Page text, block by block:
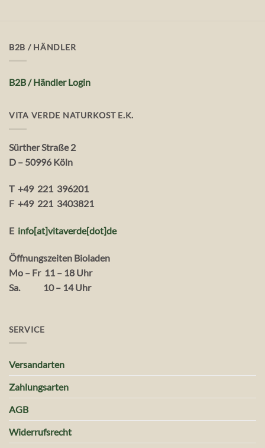
B2B / HÄNDLER
B2B / Händler Login
VITA VERDE NATURKOST E.K.
Sürther Straße 2
D – 50996 Köln
T +49 221 396201
F +49 221 3403821
E info[at]vitaverde[dot]de
Öffnungszeiten Bioladen
Mo – Fr 11 – 18 Uhr
Sa. 10 – 14 Uhr
SERVICE
Versandarten
Zahlungsarten
AGB
Widerrufsrecht